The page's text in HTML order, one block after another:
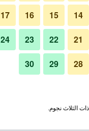
14
15
16
17
21
22
23
24
28
29
30
الثلاث نجوم.